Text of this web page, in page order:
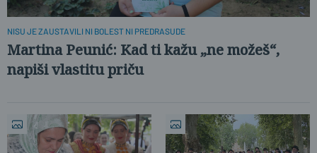
NISU JE ZAUSTAVILI NI BOLEST NI PREDRASUDE
Martina Peunić: Kad ti kažu „ne možeš“,
napiši vlastitu priču